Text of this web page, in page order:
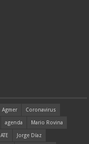
Agmer
Coronavirus
agenda
Mario Rovina
ATE
Jorge Díaz